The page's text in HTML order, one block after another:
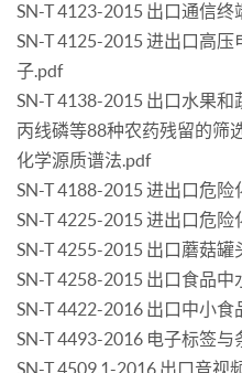
SN-T 4123-2015 出口通信
SN-T 4125-2015 进出口高
子.pdf
SN-T 4138-2015 出口水果和
丙线磷等88种农药残留的筛
化学源质谱法.pdf
SN-T 4188-2015 进出口危
SN-T 4225-2015 进出口危
SN-T 4255-2015 出口蘑菇
SN-T 4258-2015 出口食品
SN-T 4422-2016 出口中小
SN-T 4493-2016 电子标签
SN-T 4509.1-2016 出口音视